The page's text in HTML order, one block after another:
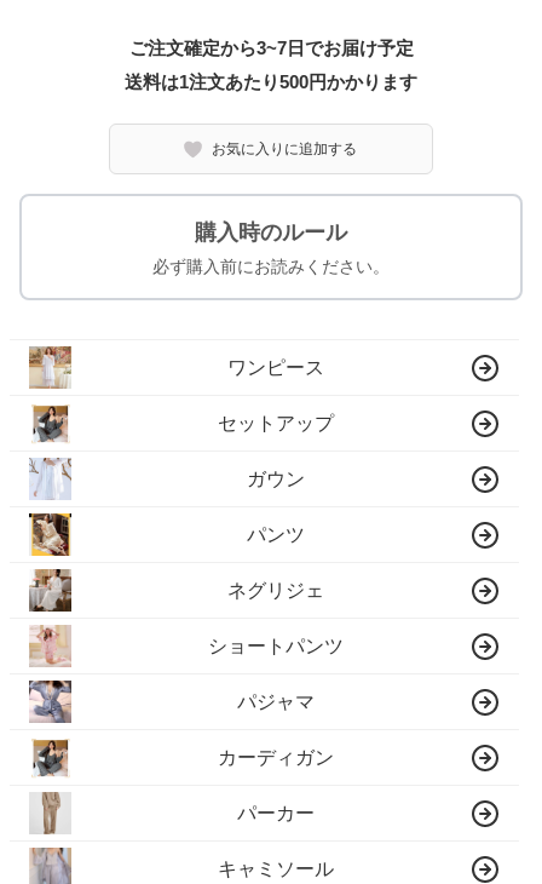
ご注文確定から3~7日でお届け予定
送料は1注文あたり500円かかります
お気に入りに追加する
購入時のルール
必ず購入前にお読みください。
ワンピース
セットアップ
ガウン
パンツ
ネグリジェ
ショートパンツ
パジャマ
カーディガン
パーカー
キャミソール